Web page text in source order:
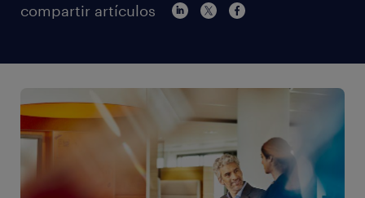
compartir artículos